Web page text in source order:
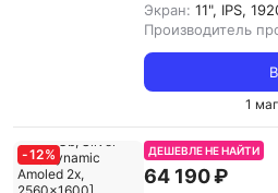
Экран: 11", IPS,
Производитель
1
-12% ДЕШЕВЛЕ НЕ НАЙТИ
64 190 ₽